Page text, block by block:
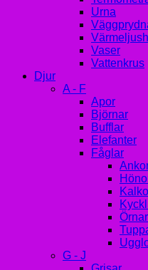
Urna
Vaser
Vattenkrus
Djur
A - F
Apor
Björnar
Bufflar
Elefanter
Fåglar
Örnar
G - J